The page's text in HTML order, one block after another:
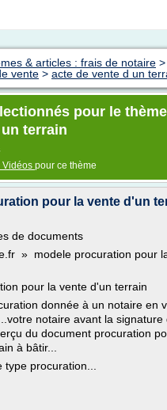
& articles : frais de notaire >
vente > acte de vente d un
pour le
terrain
Vidéos pour ce thème
pour la vente d'un
de documents
» modele procuration pour
pour la vente d'un terrain
donnée à un notaire en
notaire avant la signature
du document procuration
à bâtir...
procuration...